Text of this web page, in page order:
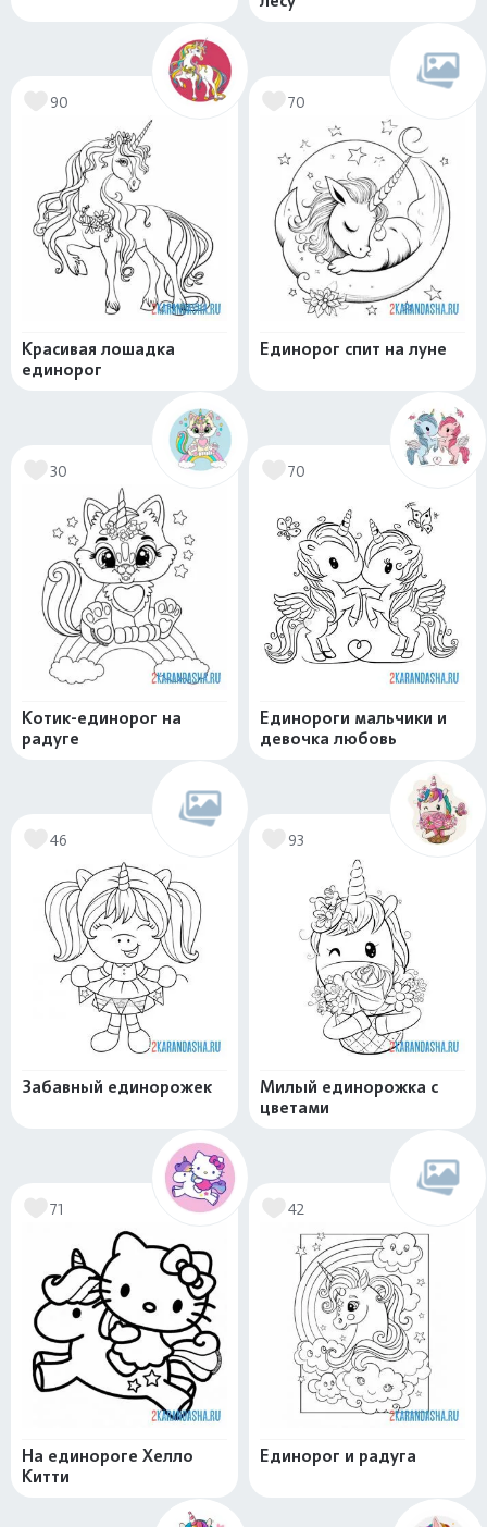
90
Красивая лошадка
единорог
70
Единорог спит на луне
30
Котик-единорог на
радуге
70
Единороги мальчики и
девочка любовь
46
Забавный единорожек
93
Милый единорожка с
цветами
71
На единороге Хелло
Китти
42
Единорог и радуга